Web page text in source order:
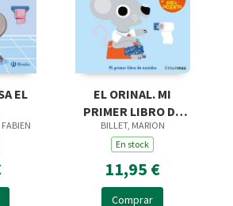
EL
EL ORINAL. MI
PRIMER LIBRO DE
SONIDOS
BILLET, MARION
En stock
11,95 €
Comprar